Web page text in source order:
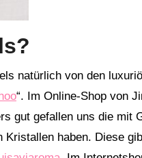
natürlich von den
“. Im Online-Shop von
gut gefallen uns die mit
haben. Diese